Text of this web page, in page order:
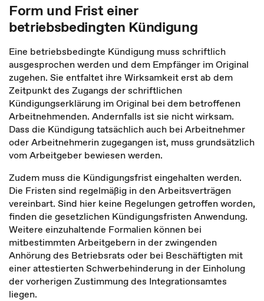
Form und Frist einer
betriebsbedingten Kündigung
Eine betriebsbedingte Kündigung muss schriftlich
ausgesprochen werden und dem Empfänger im Original
zugehen. Sie entfaltet ihre Wirksamkeit erst ab dem
Zeitpunkt des Zugangs der schriftlichen
Kündigungserklärung im Original bei dem betroffenen
Arbeitnehmenden. Andernfalls ist sie nicht wirksam.
Dass die Kündigung tatsächlich auch bei Arbeitnehmer
oder Arbeitnehmerin zugegangen ist, muss grundsätzlich
vom Arbeitgeber bewiesen werden.
Zudem muss die Kündigungsfrist eingehalten werden.
Die Fristen sind regelmäßig in den Arbeitsverträgen
vereinbart. Sind hier keine Regelungen getroffen worden,
finden die gesetzlichen Kündigungsfristen Anwendung.
Weitere einzuhaltende Formalien können bei
mitbestimmten Arbeitgebern in der zwingenden
Anhörung des Betriebsrats oder bei Beschäftigten mit
einer attestierten Schwerbehinderung in der Einholung
der vorherigen Zustimmung des Integrationsamtes
liegen.